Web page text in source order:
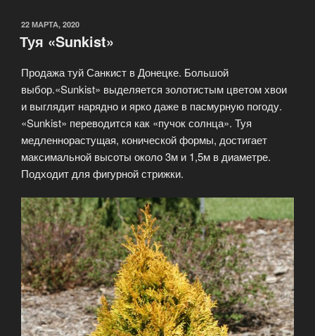
22 МАРТА, 2020
Туя «Sunkist»
Продажа туй Санкист в Донецке. Большой
выбор.«Sunkist» выделяется золотистым цветом хвои
и выглядит нарядно и ярко даже в пасмурную погоду.
«Sunkist» переводится как «пучок солнца». Туя
медленнорастущая, конической формы, достигает
максимальной высоты около 3м и 1,5м в диаметре.
Подходит для фигурной стрижки.